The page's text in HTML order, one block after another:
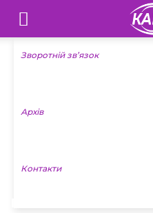
Телебачення
«Капрі»
Новини
Зворотній зв’язок
Архів
Контакти